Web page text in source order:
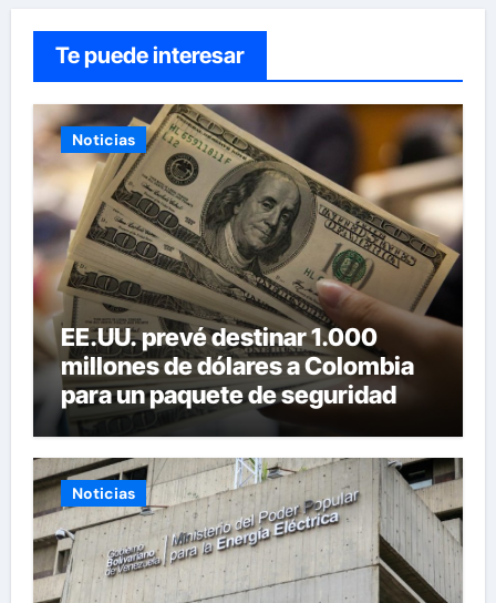
Te puede interesar
Noticias
EE.UU. prevé destinar 1.000
millones de dólares a Colombia
para un paquete de seguridad
Noticias